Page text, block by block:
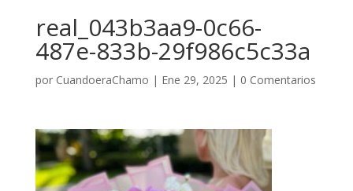
real_043b3aa9-0c66-
487e-833b-29f986c5c33a
por CuandoeraChamo | Ene 29, 2025 | 0 Comentarios